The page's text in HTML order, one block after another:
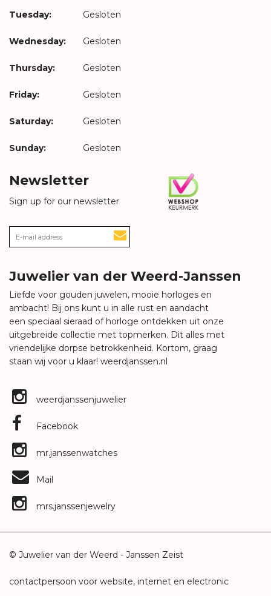
Tuesday: Gesloten
Wednesday: Gesloten
Thursday: Gesloten
Friday: Gesloten
Saturday: Gesloten
Sunday: Gesloten
Newsletter
Sign up for our newsletter
Juwelier van der Weerd-Janssen
Liefde voor gouden juwelen, mooie horloges en
ambacht! Bij ons kunt u in alle rust en aandacht
een speciaal sieraad of horloge ontdekken uit onze
uitgebreide collectie met topmerken. Dit alles met
vriendelijke dorpse betrokkenheid. Kortom, graag
staan wij voor u klaar! weerdjanssen.nl
weerdjanssenjuwelier
Facebook
mr.janssenwatches
Mail
mrs.janssenjewelry
© Juwelier van der Weerd - Janssen Zeist
contactpersoon voor website, internet en electronic